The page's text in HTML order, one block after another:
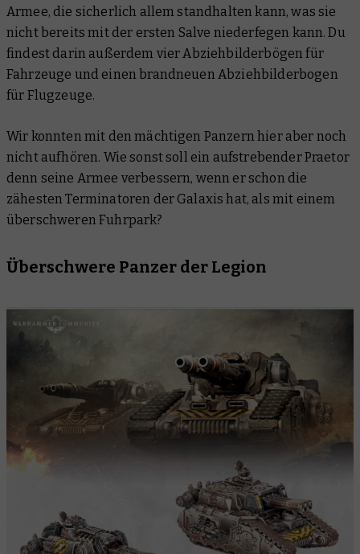
Armee, die sicherlich allem standhalten kann, was sie
nicht bereits mit der ersten Salve niederfegen kann. Du
findest darin außerdem vier Abziehbilderbögen für
Fahrzeuge und einen brandneuen Abziehbilderbogen
für Flugzeuge.
Wir konnten mit den mächtigen Panzern hier aber noch
nicht aufhören. Wie sonst soll ein aufstrebender Praetor
denn seine Armee verbessern, wenn er schon die
zähesten Terminatoren der Galaxis hat, als mit einem
überschweren Fuhrpark?
Überschwere Panzer der Legion